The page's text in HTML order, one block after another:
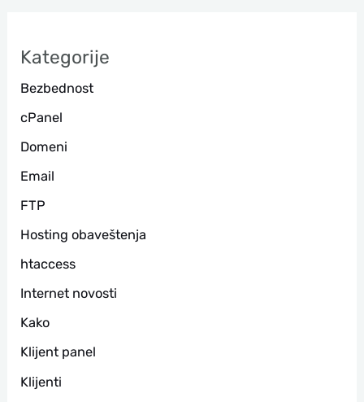
г
а
Kategorije
Bezbednost
cPanel
Domeni
Email
FTP
Hosting obaveštenja
htaccess
Internet novosti
Kako
Klijent panel
Klijenti